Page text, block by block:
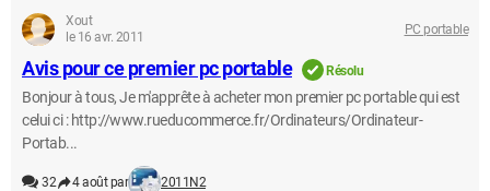
Xout
le 16 avr. 2011
PC portable
Avis pour ce premier pc portable Résolu
Bonjour à tous, Je m'apprête à acheter mon premier pc portable qui est
celui ci : http://www.rueducommerce.fr/Ordinateurs/Ordinateur-
Portab...
32 4 août par 2011N2